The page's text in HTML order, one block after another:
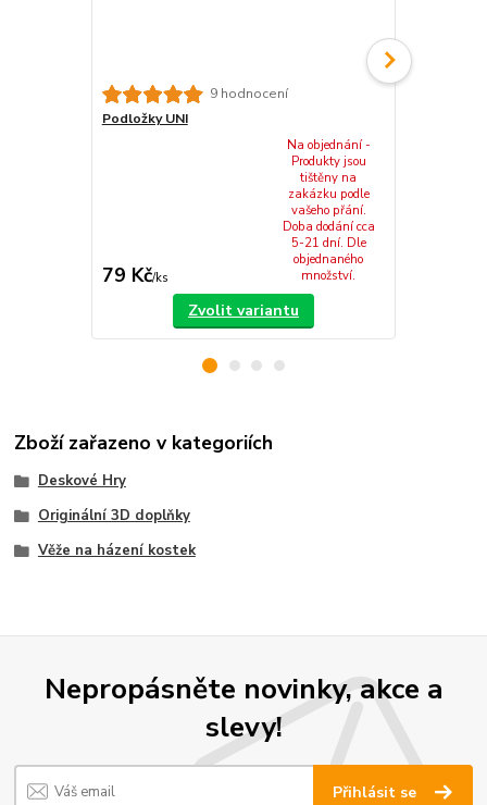
9 hodnocení
Podložky UNI
79 Kč/ks
Na objednání -
Produkty jsou
tištěny na
zakázku podle
vašeho přání.
Doba dodání cca
5-21 dní. Dle
objednaného
množství.
Zvolit variantu
Zboží zařazeno v kategoriích
Deskové Hry
Originální 3D doplňky
Věže na házení kostek
Nepropásněte novinky, akce a
slevy!
Přihlásit se